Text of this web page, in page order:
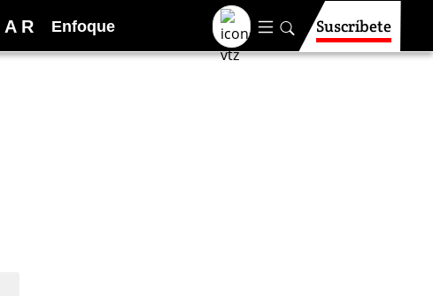
A R Enfoque Suscríbete